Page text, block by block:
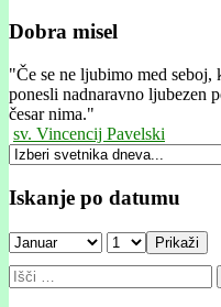
Dobra misel
"Če se ne ljubimo med
ponesli nadnaravno ljubezen
česar nima."
sv. Vincencij Pavelski
Iskanje po datumu
Prikaži
Išči: